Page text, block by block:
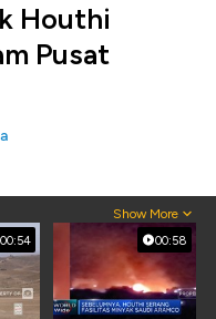
Houthi
Pusat
Show More
00:54 00:58